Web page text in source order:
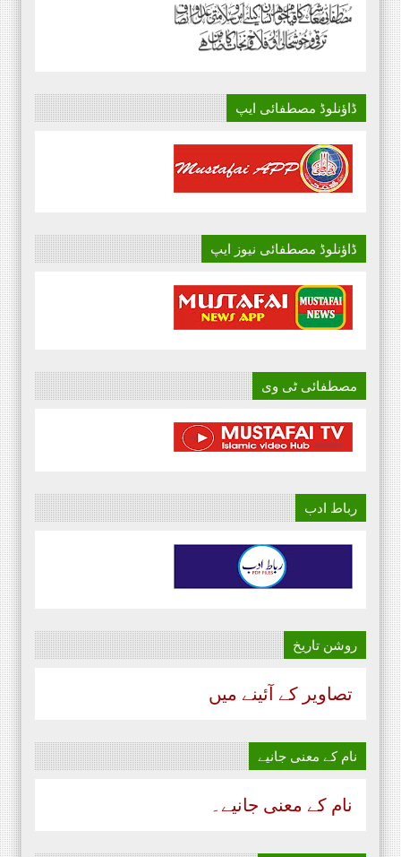
ڈاؤنلوڈ مصطفائی ایپ
ڈاؤنلوڈ مصطفائی نیوز ایپ
مصطفائی ٹی وی
رباط ادب
روشن تاریخ
تصاویر کے آئینے میں
نام‌ کے معنی جانیے
نام‌ کے معنی جانیے۔